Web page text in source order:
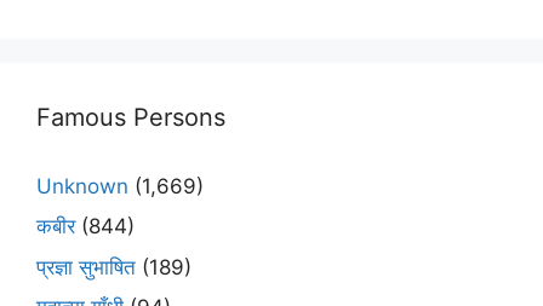
Famous Persons
Unknown (1,669)
कबीर(844)
प्रज्ञा सुभाषित (189)